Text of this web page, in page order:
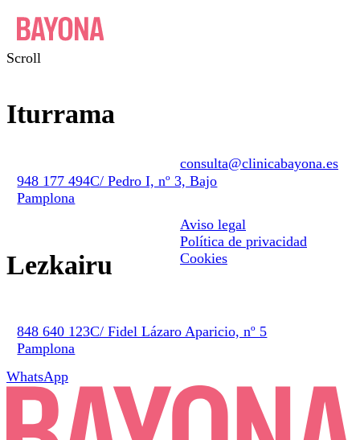
Conócenos
Tecnología
Facilidades de pago
Tratamientos
Periodoncia
Implantes
Odontopediatría
Endodoncia
Scroll
Iturrama
948 177 494C/ Pedro I, nº 3, Bajo
Pamplona
Lezkairu
848 640 123C/ Fidel Lázaro Aparicio, nº 5
Pamplona
WhatsApp
Aviso legal
Política de privacidad
Cookies
consulta@clinicabayona.es